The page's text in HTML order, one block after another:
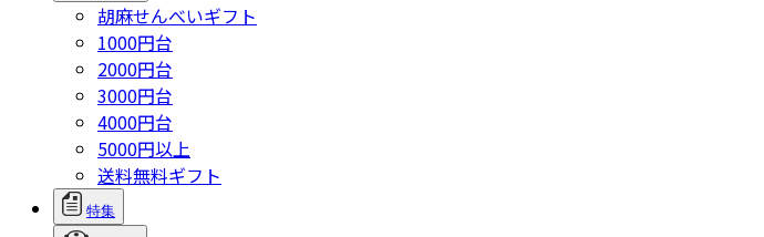
胡麻せんべいギフト
1000円台
2000円台
3000円台
4000円台
5000円以上
送料無料ギフト
特集